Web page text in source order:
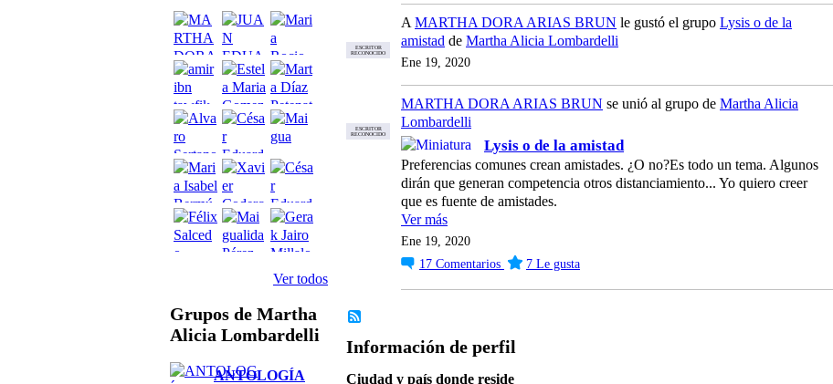
Ver todos
Grupos de Martha
Alicia Lombardelli
ANTOLOGÍA
ESCRITOR
RECONOCIDO
A MARTHA DORA ARIAS BRUN le gustó el grupo Lysis o de la
amistad de Martha Alicia Lombardelli
Ene 19, 2020
ESCRITOR
RECONOCIDO
MARTHA DORA ARIAS BRUN se unió al grupo de Martha Alicia
Lombardelli
Lysis o de la amistad
Preferencias comunes crean amistades. ¿O no?Es todo un tema. Algunos
dirán que generan competencia otros distanciamiento... Yo quiero creer
que es fuente de amistades.
Ver más
Ene 19, 2020
17 Comentarios 7 Le gusta
Información de perfil
Ciudad y país donde reside